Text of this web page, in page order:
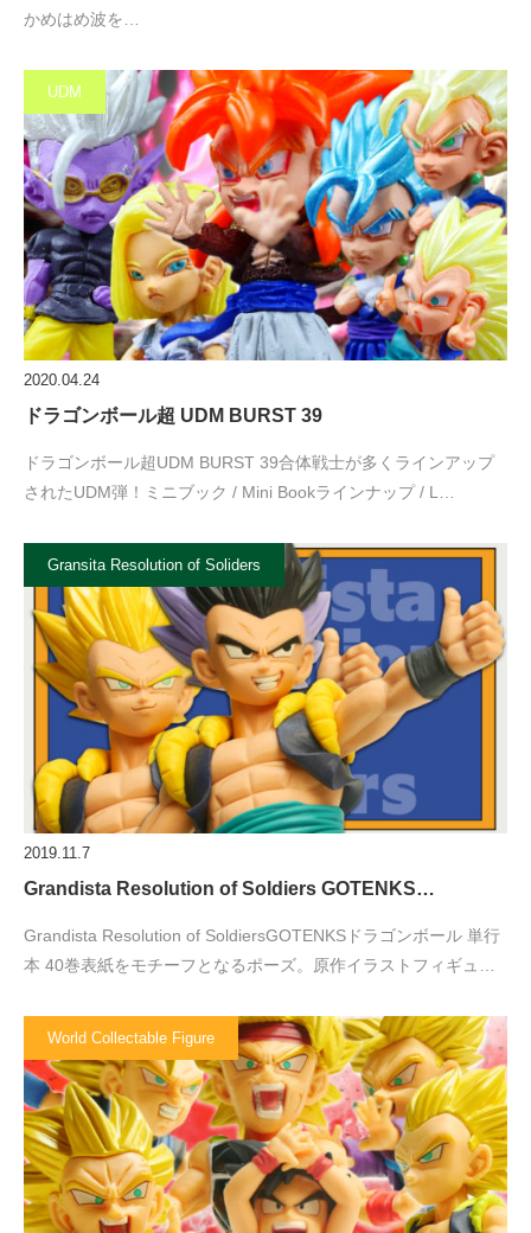
かめはめ波を…
UDM
2020.04.24
ドラゴンボール超 UDM BURST 39
ドラゴンボール超UDM BURST 39合体戦士が多くラインアップ
されたUDM弾！ミニブック / Mini Bookラインナップ / L…
Gransita Resolution of Soliders
2019.11.7
Grandista Resolution of Soldiers GOTENKS…
Grandista Resolution of SoldiersGOTENKSドラゴンボール 単行
本 40巻表紙をモチーフとなるポーズ。原作イラストフィギュ…
World Collectable Figure